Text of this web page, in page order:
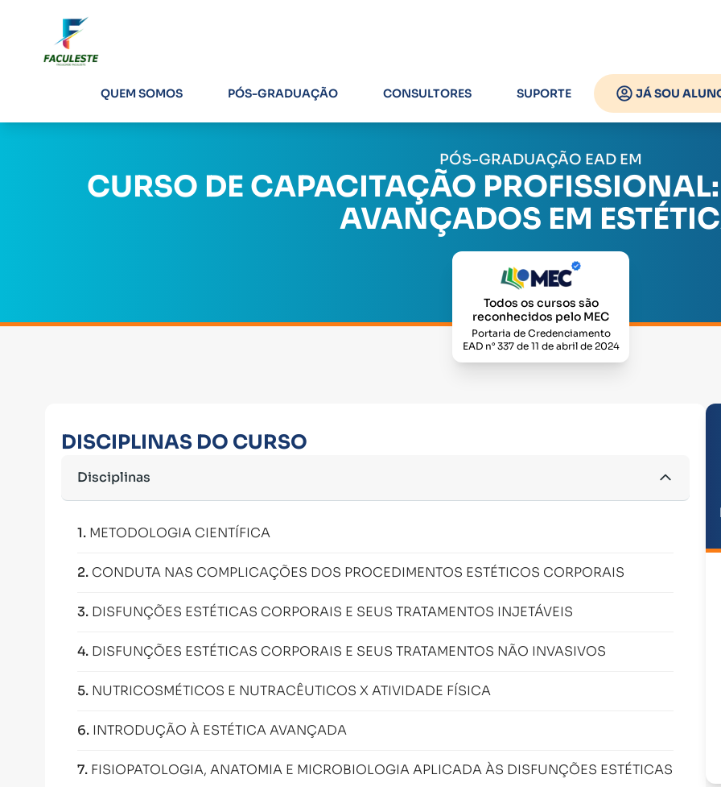
QUEM SOMOS PÓS-GRADUAÇÃO CONSULTORES SUPORTE JÁ SOU
PÓS-GRADUAÇÃO EAD EM
CURSO DE CAPACITAÇÃO
AVANÇADOS EM
Todos os cursos são
reconhecidos pelo MEC
Portaria de Credenciamento
EAD n° 337 de 11 de abril de 2024
DISCIPLINAS DO CURSO
Disciplinas
1. METODOLOGIA CIENTÍFICA
2. CONDUTA NAS COMPLICAÇÕES DOS PROCEDIMENTOS ESTÉTICOS CORPORAIS
3. DISFUNÇÕES ESTÉTICAS CORPORAIS E SEUS TRATAMENTOS INJETÁVEIS
4. DISFUNÇÕES ESTÉTICAS CORPORAIS E SEUS TRATAMENTOS NÃO INVASIVOS
5. NUTRICOSMÉTICOS E NUTRACÊUTICOS X ATIVIDADE FÍSICA
6. INTRODUÇÃO À ESTÉTICA AVANÇADA
7. FISIOPATOLOGIA, ANATOMIA E MICROBIOLOGIA APLICADA ÀS DISFUNÇÕES ESTÉTICAS